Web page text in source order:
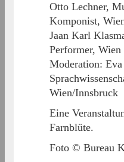
Otto Lechner,
Komponist,
Jaan Karl
Performer, Wien
Moderation:
Wien/Innsbruck
Eine
Farnblüte.
Foto © Bureau